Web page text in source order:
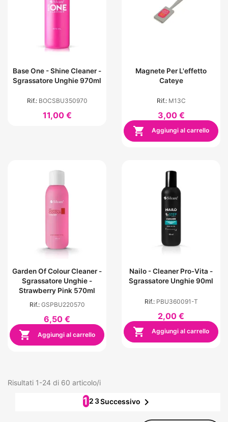
Base One - Shine Cleaner -
Sgrassatore Unghie 970ml
Rif.: BOCSBU350970
11,00 €
Magnete Per L'effetto
Cateye
Rif.: M13C
3,00 €
 Aggiungi al carrello
Garden Of Colour Cleaner -
Sgrassatore Unghie -
Strawberry Pink 570ml
Rif.: GSPBU220570
6,50 €
 Aggiungi al carrello
Nailo - Cleaner Pro-Vita -
Sgrassatore Unghie 90ml
Rif.: PBU360091-T
2,00 €
 Aggiungi al carrello
Risultati 1-24 di 60 articolo/i
12 3Successivo 